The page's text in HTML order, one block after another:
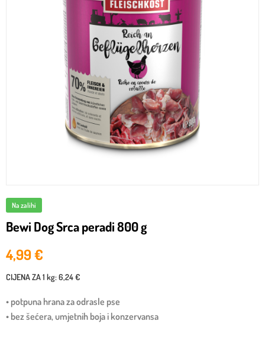
Na zalihi
Bewi Dog Srca peradi 800 g
4,99€
CIJENA ZA1 kg:6,24 €
• potpuna hrana za odrasle pse
• bez šećera, umjetnih boja i konzervansa